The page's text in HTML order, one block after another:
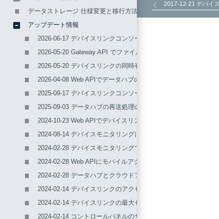
2017-12-21 デバイ
データストレージ 仕様変更と移行方法のご案内
アップデート情報
2026-06-17 デバイスリンクコンソールの接続許可設定を拡張し
2026-05-20 Gateway API でファイルデータ送信時のファイル名
2026-05-20 デバイスリンクの同時有効化数の上限を緩和しまし
2026-04-08 Web APIでデータハブの再送処理の設定ができるよ
2025-09-17 デバイスリンクコンソールとIoT統合認証(IoTアカウ
2025-09-03 データハブの再送処理の設定ができるようになりま
2024-10-23 Web APIでデバイスリンク利用開始時に現在の端末
2024-08-14 デバイスモニタリングにデバイスコントロールのコ
2024-02-28 デバイスモニタリングで監視結果を同時に複数通知
2024-02-28 Web APIにモバイルアクセス通信量取得を追加しま
2024-02-28 データハブとクラウドアダプタで配列を展開してフ
2024-02-14 デバイスリンクのアクセスログ機能を追加しました
2024-02-14 デバイスリンクの最大セッション制限を緩和しまし
2024-02-14 コントロールパネルのサービスコードやアカウント